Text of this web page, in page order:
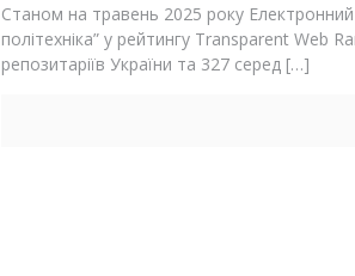
Станом на травень 2025 року Електронний
політехніка” у рейтингу Transparent Web
репозитаріїв України та 327 серед […]